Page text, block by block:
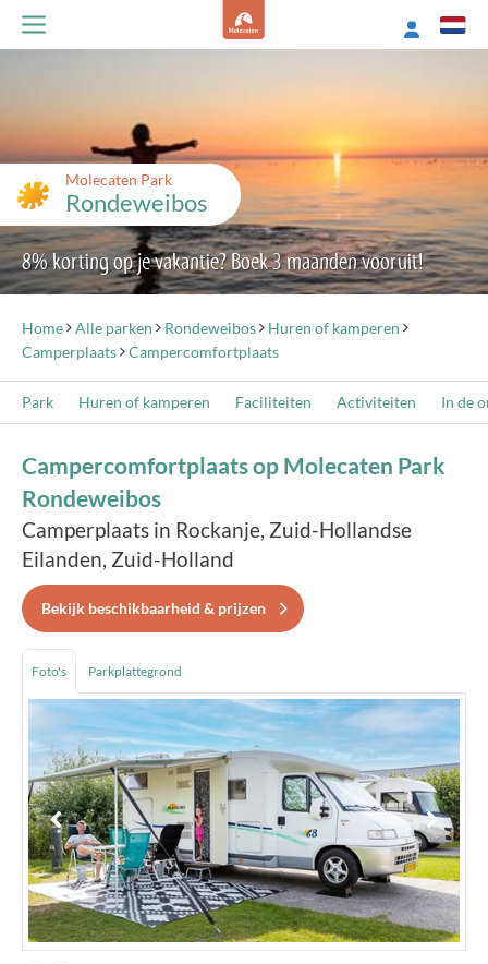
Molecaten Park
Rondeweibos
8% korting op je vakantie? Boek 3 maanden vooruit!
Home Alle parken Rondeweibos
Huren of kamperen
Camperplaats
Campercomfortplaats
Park Huren of kamperen Faciliteiten Activiteiten In de
Campercomfortplaats op Molecaten Park
Rondeweibos
Camperplaats in Rockanje, Zuid-Hollandse
Eilanden, Zuid-Holland
Bekijk beschikbaarheid & prijzen
Foto's Parkplattegrond